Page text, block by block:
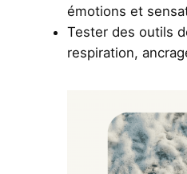
émotions et
Tester des outils
respiration,